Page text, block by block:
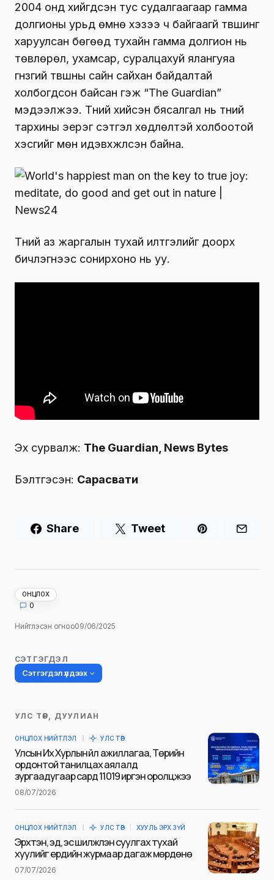
2004 онд хийгдсэн тус судалгаагаар гамма
долгионы урьд өмнө хэзээ ч байгаагүй түвшинг
харуулсан бөгөөд тухайн гамма долгион нь
төвлөрөл, ухамсар, суралцахуй ялангуяа
гүнзгий түвшны сайн сайхан байдалтай
холбогдсон байсан гэж “The Guardian”
мэдээлжээ. Түүний хийсэн бясалгал нь түүний
тархины эерэг сэтгэл хөдлөлтэй холбоотой
хэсгийг мөн идэвхжүүлсэн байна.
Түүний аз жаргалын тухай илтгэлийг доорх
бичлэгнээс сонирхоно нь уу.
Эх сурвалж: The Guardian, News Bytes
Бэлтгэсэн: Сарасвати
Share Tweet
ОНЦЛОХ
0
Нийтлэсэн огноо09/06/2025
СЭТГЭГДЭЛ
Сэтгэгдэл үлдээх
Таны имэйл хаягийг нийтлэхгүй.
тэмдэглэсэн
Name
УЛС ТӨР, ДУУЛИАН
ОНЦЛОХ НИЙТЛЭЛ УЛС ТӨР
Улсын Их Хурлын үйл ажиллагаа, Төрийн
ордонтой танилцах аялалд
зургаадугаар сард 11019 иргэн оролцжээ
08/07/2026
ОНЦЛОХ НИЙТЛЭЛ УЛС ТӨР ХУУЛЬ ЭРХ ЗҮЙ
Эрхтэн, эд, эс шилжүүлэн суулгах тухай
хуулийг ердийн журмаар дагаж мөрдөнө
07/07/2026